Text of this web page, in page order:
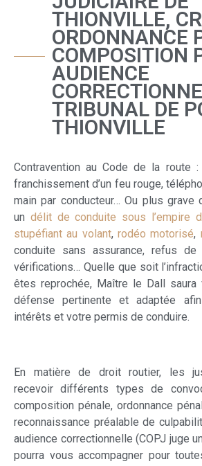
THIONVILLE,
ORDONNANCE
COMPOSITION
AUDIENCE
TRIBUNAL DE
THIONVILLE
Contravention au Code de la route
franchissement d’un feu rouge,
main par conducteur… Ou plus grave
un délit de conduite sous l’empire
stupéfiant au volant,rodéo motorisé,
conduite sans assurance, refus
vérifications… Quelle que soit
êtes reprochée, Maître le Dall saura
défense pertinente et adaptée
intérêts et votre permis de conduire.
En matière de droit routier, les
recevoir différents types de
composition pénale, ordonnance
reconnaissance préalable de
audience correctionnelle (COPJ juge
pourra vous accompagner pour